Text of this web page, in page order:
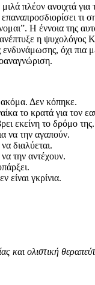
πλέον ανοιχτά για
τι
Η έννοια της
η ψυχολόγος
όχι πια
Δεν κόπηκε.
το κρατά για τον
εκείνη το δρόμο της.
να την αγαπούν.
διαλύεται.
την αντέχουν.
είναι γκρίνια.
και ολιστική